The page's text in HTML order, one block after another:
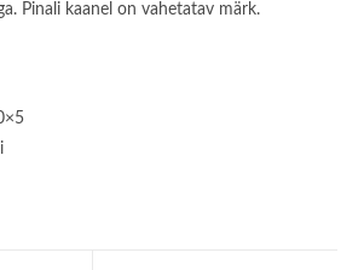
Pinali kaanel on vahetatav märk.